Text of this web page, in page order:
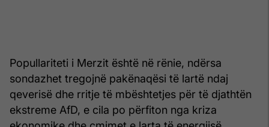
Popullariteti i Merzit është në rënie, ndërsa
sondazhet tregojnë pakënaqësi të lartë ndaj
qeverisë dhe rritje të mbështetjes për të djathtën
ekstreme AfD, e cila po përfiton nga kriza